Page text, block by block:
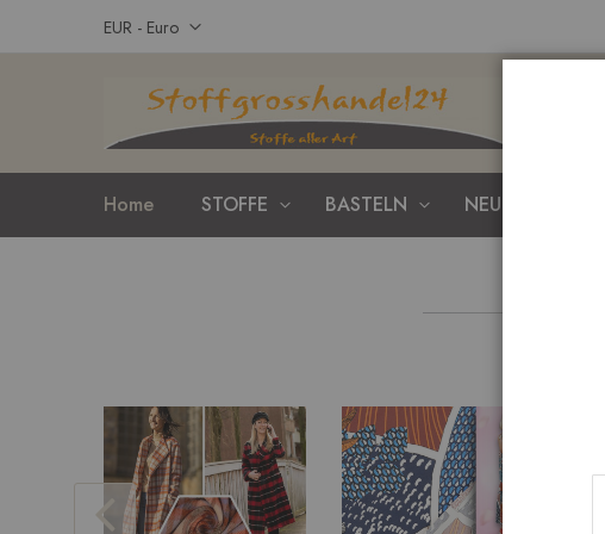
Inhalt
springen
EUR - Euro
Home STOFFE BASTELN NEUHEITEN